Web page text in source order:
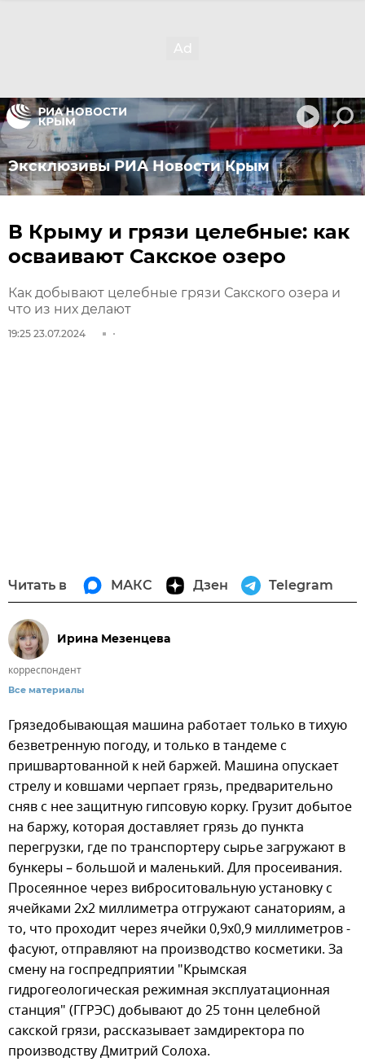
Эксклюзивы РИА Новости Крым
В Крыму и грязи целебные: как
осваивают Сакское озеро
Как добывают целебные грязи Сакского озера и
что из них делают
19:25 23.07.2024
Читать в МАКС Дзен Telegram
Ирина Мезенцева
корреспондент
Все материалы
Грязедобывающая машина работает только в тихую
безветренную погоду, и только в тандеме с
пришвартованной к ней баржей. Машина опускает
стрелу и ковшами черпает грязь, предварительно
сняв с нее защитную гипсовую корку. Грузит добытое
на баржу, которая доставляет грязь до пункта
перегрузки, где по транспортеру сырье загружают в
бункеры – большой и маленький. Для просеивания.
Просеянное через виброситовальную установку с
ячейками 2х2 миллиметра отгружают санаториям, а
то, что проходит через ячейки 0,9х0,9 миллиметров -
фасуют, отправляют на производство косметики. За
смену на госпредприятии "Крымская
гидрогеологическая режимная эксплуатационная
станция" (ГГРЭС) добывают до 25 тонн целебной
сакской грязи, рассказывает замдиректора по
производству Дмитрий Солоха.